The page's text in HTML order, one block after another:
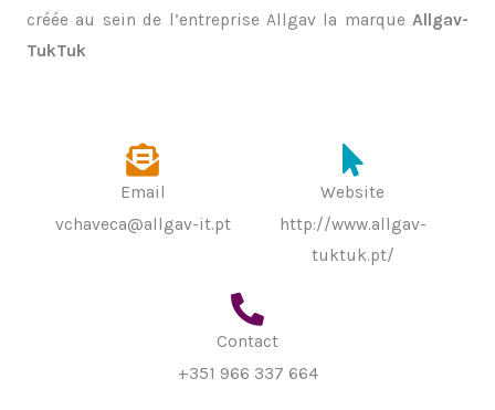
créée au sein de l’entreprise Allgav la marque Allgav-
TukTuk
Email
vchaveca@allgav-it.pt
Website
http://www.allgav-
tuktuk.pt/
Contact
+351 966 337 664